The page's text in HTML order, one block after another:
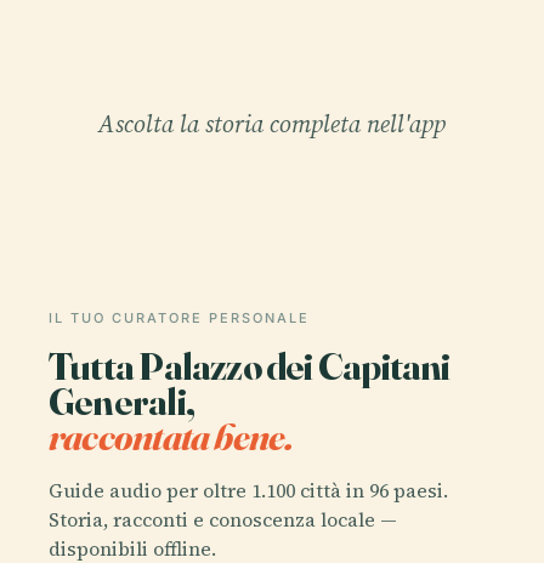
Ascolta la storia completa nell'app
IL TUO CURATORE PERSONALE
Tutta Palazzo dei Capitani
Generali,
raccontata bene.
Guide audio per oltre 1.100 città in 96 paesi.
Storia, racconti e conoscenza locale —
disponibili offline.